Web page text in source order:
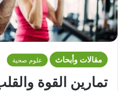
مقالات وأبحاث علوم صحية
تمارين القوة